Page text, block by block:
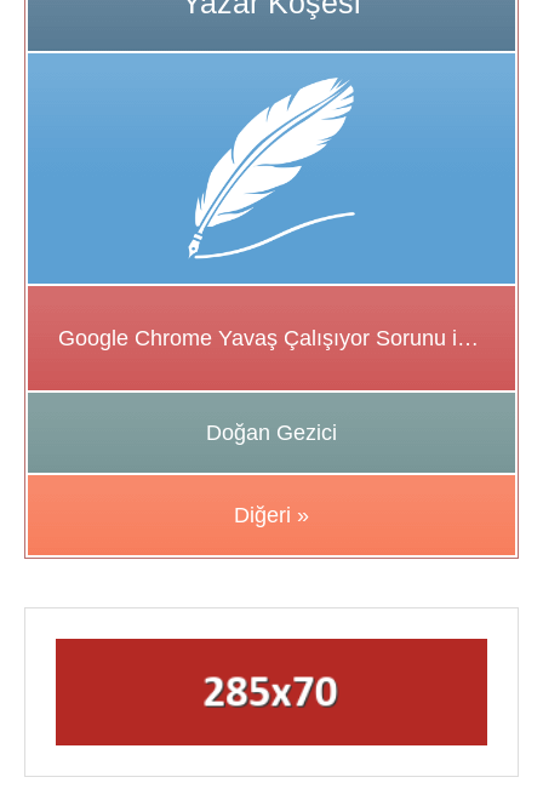
Google Chrome Yavaş Çalışıyor Sorunu için Çözüm Önerileri
Doğan Gezici
Diğeri »